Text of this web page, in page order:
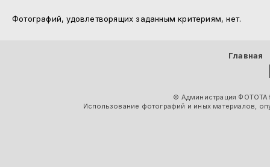
Фотографий, удовлетворящих заданным критериям, нет.
Главная
© Администрация
Использование фотографий и иных материалов,